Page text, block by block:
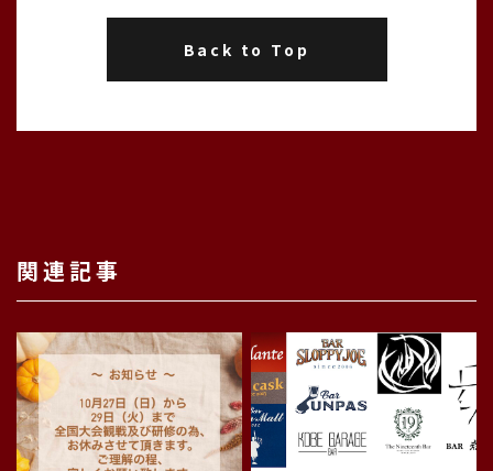
Back to Top
関連記事